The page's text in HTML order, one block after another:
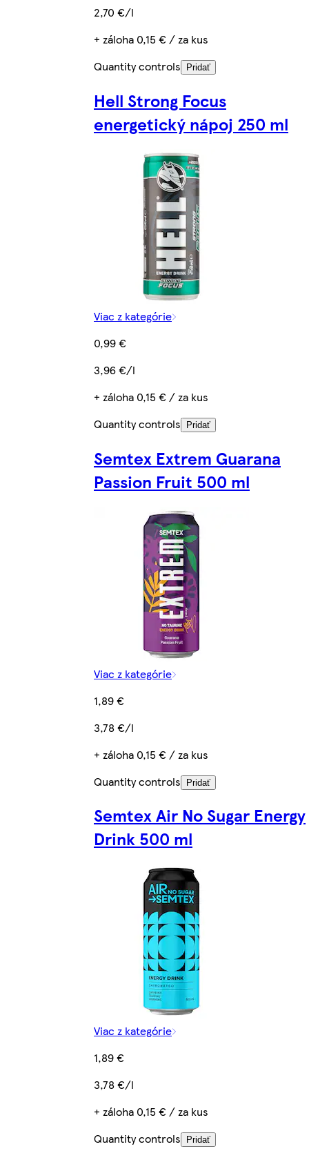
2,70 €/l
+ záloha 0,15 € / za kus
Quantity controls
Pridať
Hell Strong Focus
energetický nápoj 250 ml
Viac z kategórie
0,99 €
3,96 €/l
+ záloha 0,15 € / za kus
Quantity controls
Pridať
Semtex Extrem Guarana
Passion Fruit 500 ml
Viac z kategórie
1,89 €
3,78 €/l
+ záloha 0,15 € / za kus
Quantity controls
Pridať
Semtex Air No Sugar Energy
Drink 500 ml
Viac z kategórie
1,89 €
3,78 €/l
+ záloha 0,15 € / za kus
Quantity controls
Pridať